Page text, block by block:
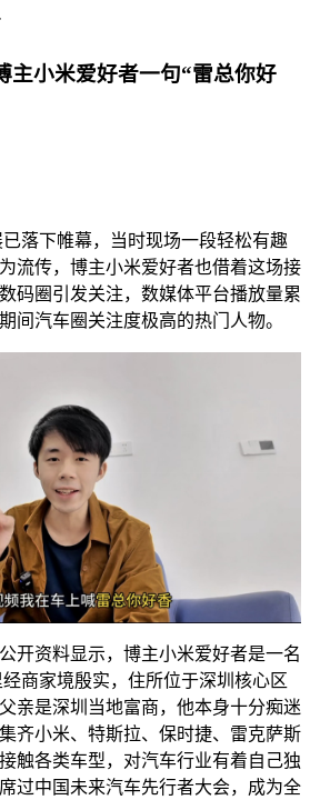
主小米爱好者一句“雷总你好
落下帷幕，当时现场一段轻松有趣
流传，博主小米爱好者也借着这场接
码圈引发关注，数媒体平台播放量累
间汽车圈关注度极高的热门人物。
开资料显示，博主小米爱好者是一名
商家境殷实，住所位于深圳核心区
亲是深圳当地富商，他本身十分痴迷
齐小米、特斯拉、保时捷、雷克萨斯
触各类车型，对汽车行业有着自己独
过中国未来汽车先行者大会，成为全